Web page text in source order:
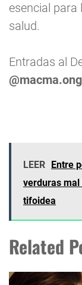
esencial para
salud.
Entradas al
@macma.ong
LEER
Entre
verduras
tifoidea
Related